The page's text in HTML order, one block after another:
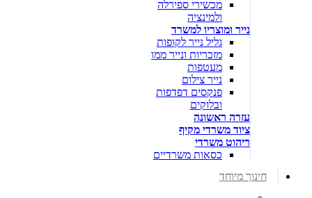
מכשירי ספירלה
ולמינציה
נייר ומוצריו למשרד
גליל נייר לקופות
מזכריות ונייר ממו
מעטפות
נייר צילום
פנקסים דפדפות
ובלוקים
עזרה ראשונה
ציוד משרדי מקיף
ריהוט משרדי
כסאות משרדיים
חינוך מיוחד